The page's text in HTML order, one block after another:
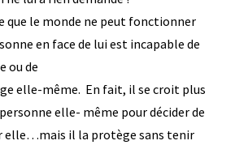
que le monde ne peut fonctionner
en face de lui est incapable de
ou de
elle-même. En fait, il se croit plus
elle- même pour décider de
elle…mais il la protège sans tenir